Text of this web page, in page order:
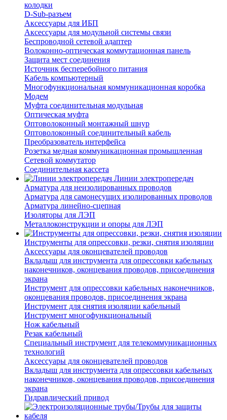
колодки
D-Sub-разъем
Аксессуары для ИБП
Аксессуары для модульной системы связи
Беспроводной сетевой адаптер
Волоконно-оптическая коммутационная панель
Защита мест соединения
Источник бесперебойного питания
Кабель компьютерный
Многофункциональная коммуникационная коробка
Модем
Муфта соединительная модульная
Оптическая муфта
Оптоволоконный монтажный шнур
Оптоволоконный соединительный кабель
Преобразователь интерфейса
Розетка медная коммуникационная промышленная
Сетевой коммутатор
Соединительная кассета
Линии электропередач
Арматура для неизолированных проводов
Арматура для самонесущих изолированных проводов
Арматура линейно-сцепная
Изоляторы для ЛЭП
Металлоконструкции и опоры для ЛЭП
Инструменты для опрессовки, резки, снятия изоляции
Аксессуары для оконцевателей проводов
Вкладыш для инструмента для опрессовки кабельных
наконечников, оконцевания проводов, присоединения
экрана
Инструмент для опрессовки кабельных наконечников,
оконцевания проводов, присоединения экрана
Инструмент для снятия изоляции кабельный
Инструмент многофункциональный
Нож кабельный
Резак кабельный
Специальный инструмент для телекоммуникационных
технологий
Аксессуары для оконцевателей проводов
Вкладыш для инструмента для опрессовки кабельных
наконечников, оконцевания проводов, присоединения
экрана
Гидравлический привод